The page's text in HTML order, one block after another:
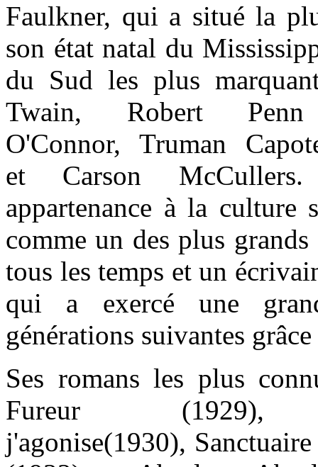
Faulkner, qui a situé la
son état natal du
du Sud les plus
Twain, Robert
O'Connor, Truman
et Carson
appartenance à la culture
comme un des plus
tous les temps et un
qui a exercé une
générations suivantes
Ses romans les plus
Fureur
j'agonise(1930),